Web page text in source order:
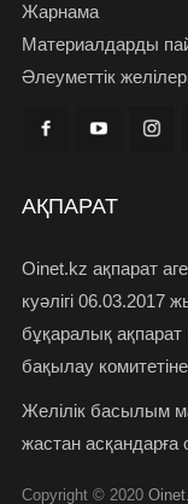
Жарнама
Материалдарды
Әлеуметтік
АҚПАРАТ
Oinet.kz ақпарат
куәлігі
бұқаралық
бақылау
Желілік басылым
жастан асқандарға
Copyright © 2020